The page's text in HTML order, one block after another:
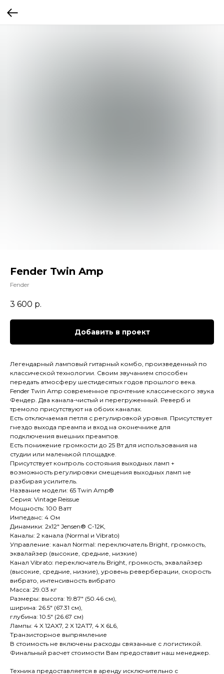
Fender Twin Amp
Fender
3 600 р.
Добавить в проект
Легендарный ламповый гитарный комбо, произведенный по
классической технологии. Своим звучанием способен
передать атмосферу шестидесятых годов прошлого века.
Fender Twin Amp современное прочтение классического звука
Фендер. Два канала-чистый и перегруженный. Реверб и
тремоло присутствуют на обоих каналах.
Есть отключаемая петля с регулировкой уровня. Присутствует
гнездо выхода преампа и вход на оконечнике для
подключения внешних преампов.
Есть понижение громкости до 25 Вт для использования на
студии или маленькой площадке.
Присутствует контроль состояния выходных ламп +
возможность регулировки смещения выходных ламп не
разбирая усилитель.
Название модели: 65 Twin Amp®
Серия: Vintage Reissue
Мощность: 100 Ватт
Импеданс: 4 Ом
Динамики: 2х12″ Jensen® C-12K,
Каналы: 2 канала (Normal и Vibrato)
Управление: канал Normal: переключатель Bright, громкость,
эквалайзер (высокие, средние, низкие)
Канал Vibrato: переключатель Bright, громкость, эквалайзер
(высокие, средние, низкие), уровень реверберации, скорость
вибрато, интенсивность вибрато
Масса: 29.03 кг
Размеры: высота: 19.87″ (50.46 см),
ширина: 26.5″ (67.31 см),
глубина: 10.5″ (26.67 см)
Лампы: 4 X 12AX7, 2 X 12AT7, 4 X 6L6,
Транзисторное выпрямление
В стоимость не включены расходы связанные с логистикой.
Финальный расчет стоимости Вам предоставит наш менеджер.
Техника предоставляется в аренду исключительно с